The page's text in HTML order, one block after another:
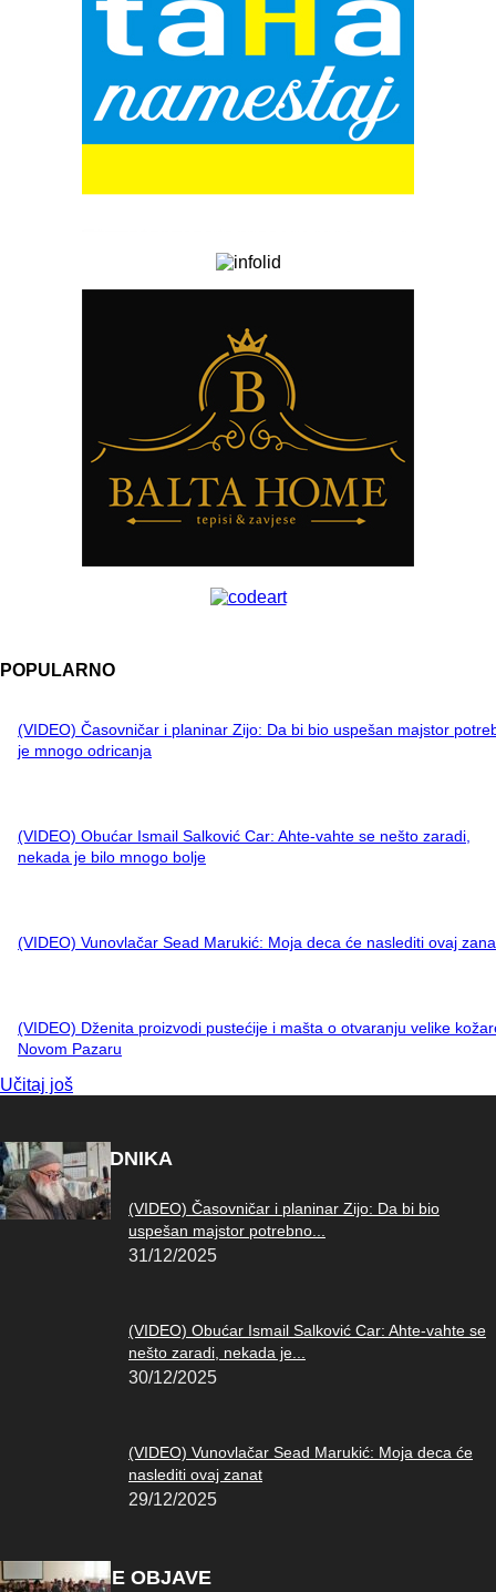
POPULARNO
(VIDEO) Časovničar i planinar Zijo: Da bi bio uspešan majstor
je mnogo odricanja
(VIDEO) Obućar Ismail Salković Car: Ahte-vahte se nešto zaradi,
nekada je bilo mnogo bolje
(VIDEO) Vunovlačar Sead Marukić: Moja deca će naslediti ovaj
(VIDEO) Dženita proizvodi pustećije i mašta o otvaranju velike
Novom Pazaru
Učitaj još
IZBOR UREDNIKA
(VIDEO) Časovničar i planinar Zijo: Da bi bio
uspešan majstor potrebno...
31/12/2025
(VIDEO) Obućar Ismail Salković Car: Ahte-vahte se
nešto zaradi, nekada je...
30/12/2025
(VIDEO) Vunovlačar Sead Marukić: Moja deca će
naslediti ovaj zanat
29/12/2025
POPULARNE OBJAVE